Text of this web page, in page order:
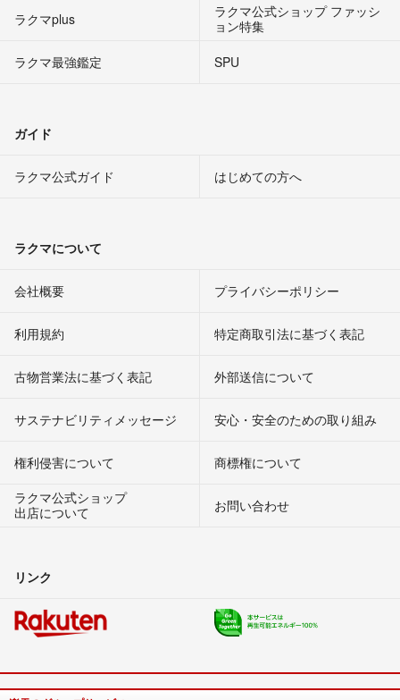
ラクマplus
ラクマ公式ショップ ファッシ
ョン特集
ラクマ最強鑑定
SPU
ガイド
ラクマ公式ガイド はじめての方へ
ラクマについて
会社概要 プライバシーポリシー
利用規約 特定商取引法に基づく表記
古物営業法に基づく表記 外部送信について
サステナビリティメッセージ 安心・安全のための取り組み
権利侵害について
商標権について
ラクマ公式ショップ
出店について
お問い合わせ
リンク